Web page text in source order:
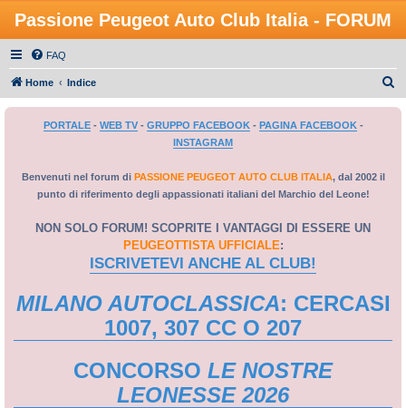
Passione Peugeot Auto Club Italia - FORUM
FAQ
Home Indice
PORTALE- WEB TV- GRUPPO FACEBOOK- PAGINA FACEBOOK-
INSTAGRAM
Benvenuti nel forum di PASSIONE PEUGEOT AUTO CLUB ITALIA, dal 2002 il
punto di riferimento degli appassionati italiani del Marchio del Leone!
NON SOLO FORUM! SCOPRITE I VANTAGGI DI ESSERE UN
PEUGEOTTISTA UFFICIALE:
ISCRIVETEVI ANCHE AL CLUB!
MILANO AUTOCLASSICA: CERCASI
1007, 307 CC O 207
CONCORSO LE NOSTRE
LEONESSE 2026